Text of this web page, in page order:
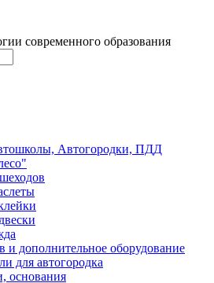
современного образования
Автогородки, ПДД
и дополнительное оборудование
для автогородка
основания